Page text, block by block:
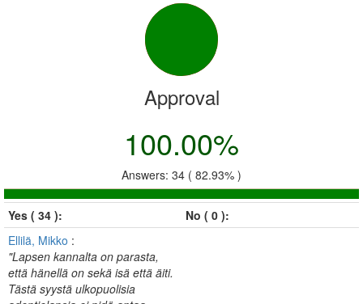
Approval
100.00%
Answers: 34 ( 82.93% )
Yes ( 34 ):
No ( 0 ):
Ellilä, Mikko :
"Lapsen kannalta on parasta,
että hänellä on sekä isä että äiti.
Tästä syystä ulkopuolisia